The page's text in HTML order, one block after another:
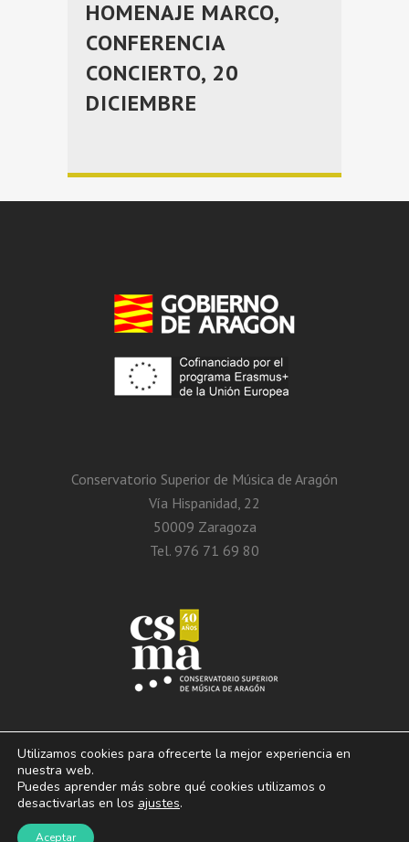
HOMENAJE MARCO,
CONFERENCIA
CONCIERTO, 20
DICIEMBRE
Conservatorio Superior de Música de Aragón
Vía Hispanidad, 22
50009 Zaragoza
Tel. 976 71 69 80
© 2013 – 2026. Conservatorio Superior de Música de Aragón. Vía Hispanidad, n.º
Utilizamos cookies para ofrecerte la mejor experiencia en
nuestra web.
Puedes aprender más sobre qué cookies utilizamos o
desactivarlas en los ajustes.
Aceptar